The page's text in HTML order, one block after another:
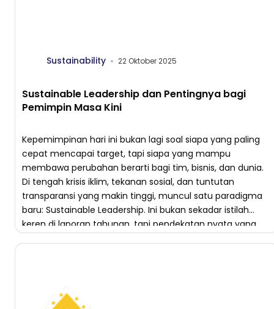
Sustainability 22 Oktober 2025
Sustainable Leadership dan Pentingnya bagi
Pemimpin Masa Kini
Kepemimpinan hari ini bukan lagi soal siapa yang paling
cepat mencapai target, tapi siapa yang mampu
membawa perubahan berarti bagi tim, bisnis, dan dunia.
Di tengah krisis iklim, tekanan sosial, dan tuntutan
transparansi yang makin tinggi, muncul satu paradigma
baru: Sustainable Leadership. Ini bukan sekadar istilah
keren di laporan tahunan, tapi pendekatan nyata yang